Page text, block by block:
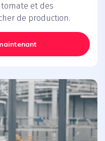
et des
de production.